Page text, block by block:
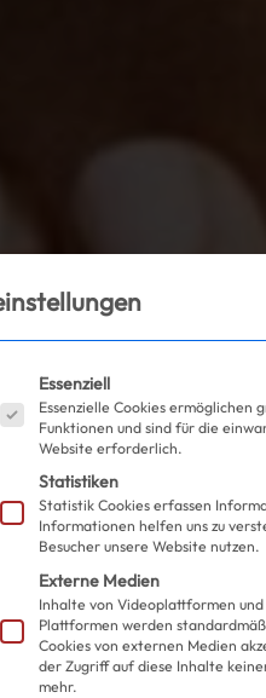
Es folgt eine Liste der
Essenziell
Essenzielle Cookies ermöglichen
Funktionen und sind für die
Website erforderlich.
Statistiken
Statistik Cookies erfassen
Informationen helfen uns zu
Besucher unsere Website nutzen.
Externe Medien
Inhalte von Videoplattformen
Plattformen werden
Cookies von externen Medien
der Zugriff auf diese Inhalte
mehr.